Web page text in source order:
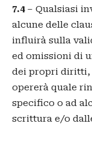
7.4– Qualsiasi
alcune delle
influirà sulla
ed omissioni di
dei propri diritti,
opererà quale
specifico o ad
scrittura e/o